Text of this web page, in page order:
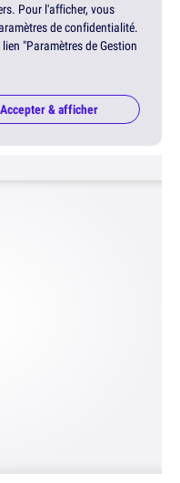
Pour l'afficher, vous
de confidentialité.
"Paramètres de Gestion
Accepter & afficher